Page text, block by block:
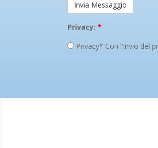
Privacy:*
Privacy* Con l'invio del